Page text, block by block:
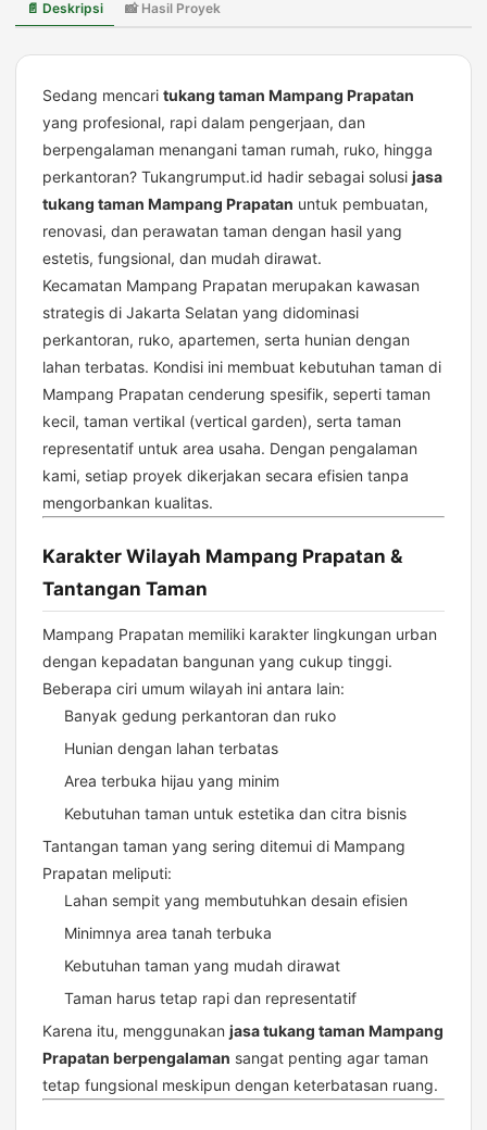
&
📄 Deskripsi 📸 Hasil Proyek
Sedang mencari tukang taman Mampang Prapatan
yang profesional, rapi dalam pengerjaan, dan
berpengalaman menangani taman rumah, ruko, hingga
perkantoran? Tukangrumput.id hadir sebagai solusi jasa
tukang taman Mampang Prapatan untuk pembuatan,
renovasi, dan perawatan taman dengan hasil yang
estetis, fungsional, dan mudah dirawat.
Kecamatan Mampang Prapatan merupakan kawasan
strategis di Jakarta Selatan yang didominasi
perkantoran, ruko, apartemen, serta hunian dengan
lahan terbatas. Kondisi ini membuat kebutuhan taman di
Mampang Prapatan cenderung spesifik, seperti taman
kecil, taman vertikal (vertical garden), serta taman
representatif untuk area usaha. Dengan pengalaman
kami, setiap proyek dikerjakan secara efisien tanpa
mengorbankan kualitas.
Karakter Wilayah Mampang Prapatan &
Tantangan Taman
Mampang Prapatan memiliki karakter lingkungan urban
dengan kepadatan bangunan yang cukup tinggi.
Beberapa ciri umum wilayah ini antara lain:
Banyak gedung perkantoran dan ruko
Hunian dengan lahan terbatas
Area terbuka hijau yang minim
Kebutuhan taman untuk estetika dan citra bisnis
Tantangan taman yang sering ditemui di Mampang
Prapatan meliputi:
Lahan sempit yang membutuhkan desain efisien
Minimnya area tanah terbuka
Kebutuhan taman yang mudah dirawat
Taman harus tetap rapi dan representatif
Karena itu, menggunakan jasa tukang taman Mampang
Prapatan berpengalaman sangat penting agar taman
tetap fungsional meskipun dengan keterbatasan ruang.